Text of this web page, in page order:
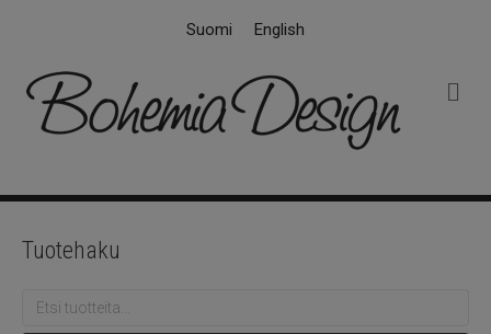
Suomi English
k
Tuotehaku
Etsi: